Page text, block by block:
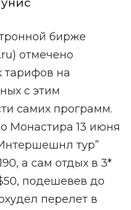
бирже
отмечено
тарифов на
с этим
самих программ.
Монастира 13 июня
тур”
а сам отдых в 3*
подешевев до
перелет в